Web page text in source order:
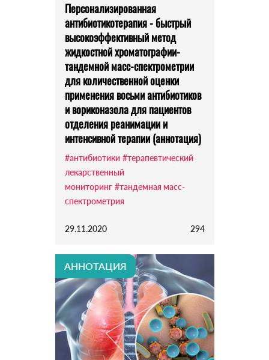
Персонализированная
антибиотикотерапия - быстрый
высокоэффективный метод
жидкостной хроматографии-
тандемной масс-спектрометрии
для количественной оценки
применения восьми антибиотиков
и вориконазола для пациентов
отделения реанимации и
интенсивной терапии (аннотация)
#антибиотики #терапевтический
лекарственный
мониторинг #тандемная масс-
спектрометрия
29.11.2020 294
АННОТАЦИЯ